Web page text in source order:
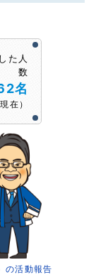
た人
数
名
在）
の活動報告